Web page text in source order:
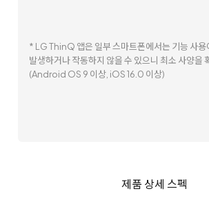
* LG ThinQ 앱은 일부 스마트폰에서는 기능 사용
발생하거나 작동하지 않을 수 있으니 최소 사양을
(Android OS 9 이상, iOS 16.0 이상)
제품 상세 스펙